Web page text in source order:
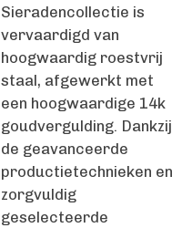
Sieradencollectie is
vervaardigd van
hoogwaardig roestvrij
staal, afgewerkt met
een hoogwaardige 14k
goudvergulding. Dankzij
de geavanceerde
productietechnieken en
zorgvuldig
geselecteerde